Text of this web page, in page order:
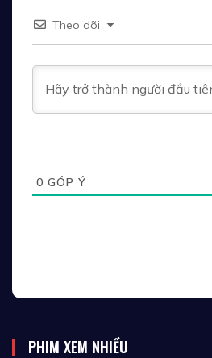
Theo dõi
0 GÓP Ý
PHIM XEM NHIỀU